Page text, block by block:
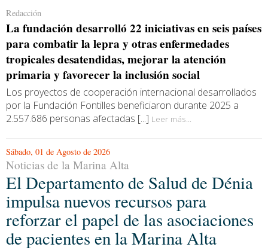
Redacción
La fundación desarrolló 22 iniciativas en seis países
para combatir la lepra y otras enfermedades
tropicales desatendidas, mejorar la atención
primaria y favorecer la inclusión social
Los proyectos de cooperación internacional desarrollados
por la Fundación Fontilles beneficiaron durante 2025 a
2.557.686 personas afectadas [...] Leer más...
Sábado, 01 de Agosto de 2026
Noticias de la Marina Alta
El Departamento de Salud de Dénia
impulsa nuevos recursos para
reforzar el papel de las asociaciones
de pacientes en la Marina Alta